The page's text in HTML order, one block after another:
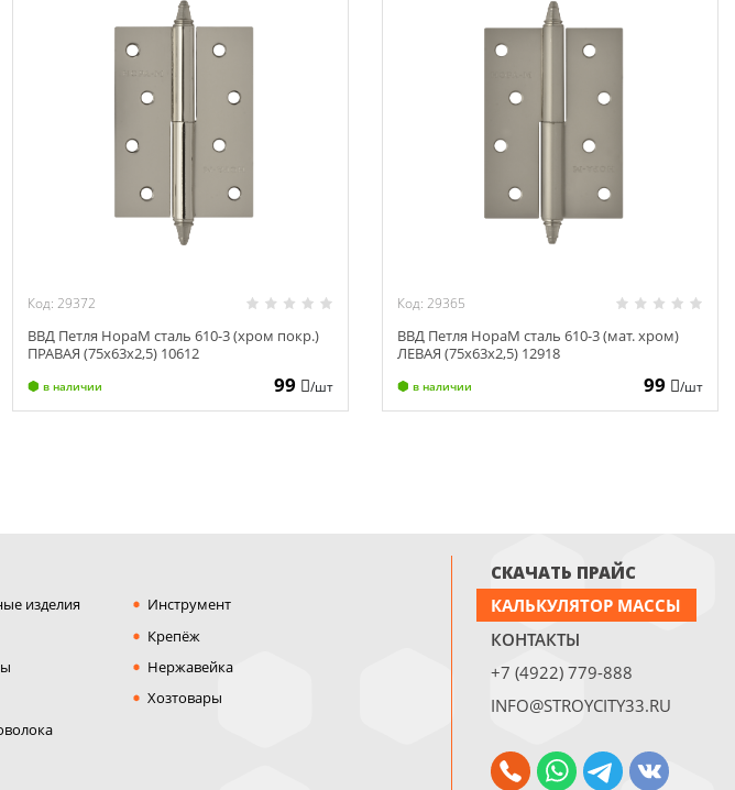
Код: 29372
ВВД Петля НораМ сталь 610-3 (хром покр.)
ПРАВАЯ (75х63х2,5) 10612
в наличии 99 /шт
Код: 29365
ВВД Петля НораМ сталь 610-3 (мат. хром)
ЛЕВАЯ (75х63х2,5) 12918
в наличии 99 /шт
изделия
Инструмент
Крепёж
Нержавейка
Хозтовары
СКАЧАТЬ ПРАЙС
КАЛЬКУЛЯТОР МАССЫ
КОНТАКТЫ
+7 (4922) 779-888
INFO@STROYCITY33.RU